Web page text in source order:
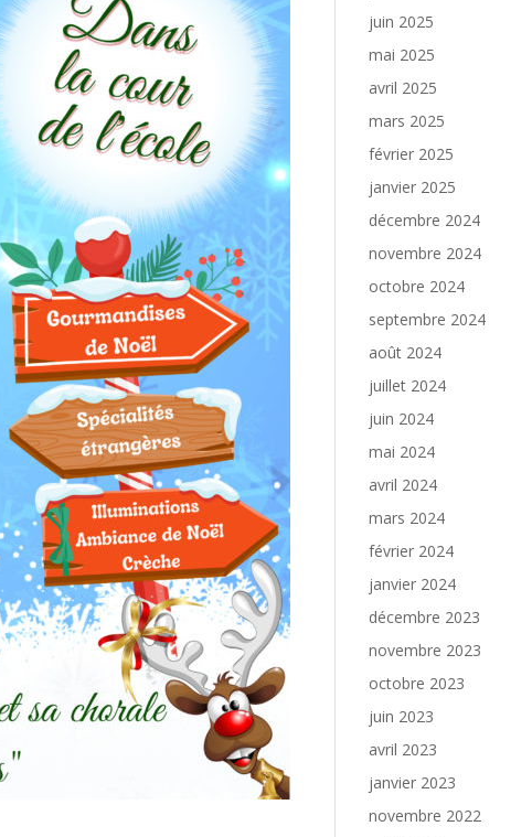
juin 2025
mai 2025
avril 2025
mars 2025
février 2025
janvier 2025
décembre 2024
novembre 2024
octobre 2024
septembre 2024
août 2024
juillet 2024
juin 2024
mai 2024
avril 2024
mars 2024
février 2024
janvier 2024
décembre 2023
novembre 2023
octobre 2023
juin 2023
avril 2023
janvier 2023
novembre 2022